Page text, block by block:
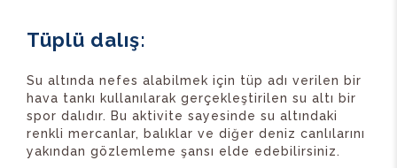
Tüplü dalış:
Su altında nefes alabilmek için tüp adı verilen bir
hava tankı kullanılarak gerçekleştirilen su altı bir
spor dalıdır. Bu aktivite sayesinde su altındaki
renkli mercanlar, balıklar ve diğer deniz canlılarını
yakından gözlemleme şansı elde edebilirsiniz.